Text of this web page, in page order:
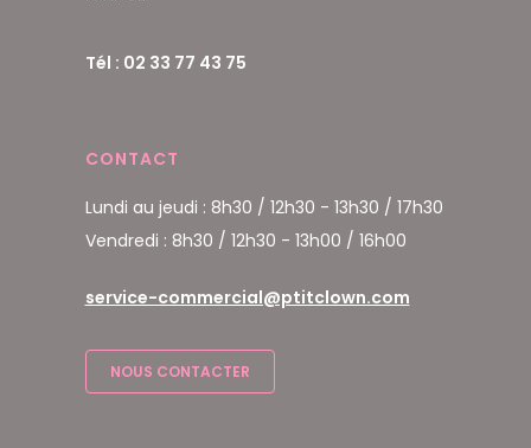
Tél : 02 33 77 43 75
CONTACT
Lundi au jeudi : 8h30 / 12h30 - 13h30 / 17h30
Vendredi : 8h30 / 12h30 - 13h00 / 16h00
service-commercial@ptitclown.com
NOUS CONTACTER